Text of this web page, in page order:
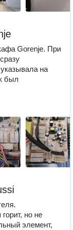
Gorenje. При
на
был
но не
элемент,